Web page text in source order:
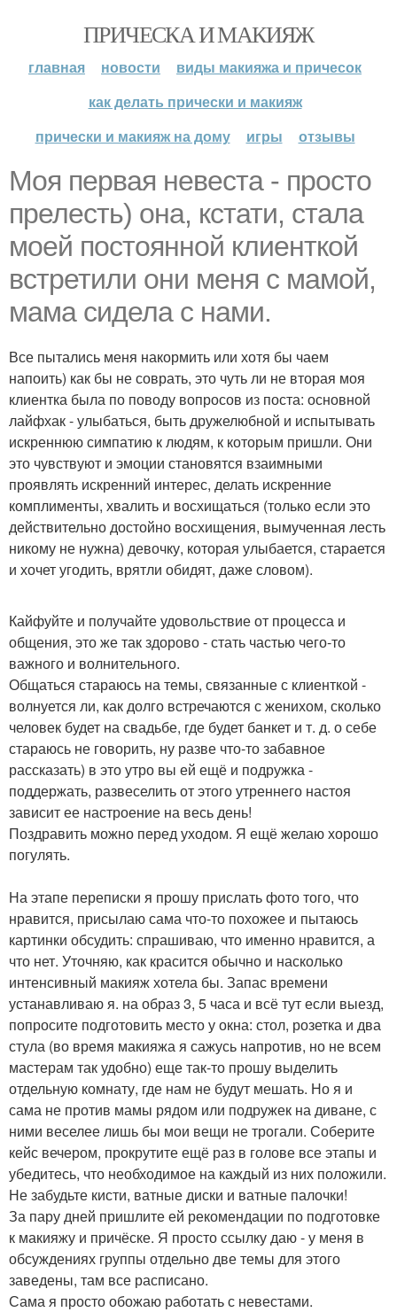
ПРИЧЕСКА И МАКИЯЖ
главная новости
виды макияжа и причесок
как делать прически и макияж
прически и макияж на дому
игры отзывы
Моя первая невеста - просто
прелесть) она, кстати, стала
моей постоянной клиенткой
встретили они меня с мамой,
мама сидела с нами.
Все пытались меня накормить или хотя бы чаем
напоить) как бы не соврать, это чуть ли не вторая моя
клиентка была по поводу вопросов из поста: основной
лайфхак - улыбаться, быть дружелюбной и испытывать
искреннюю симпатию к людям, к которым пришли. Они
это чувствуют и эмоции становятся взаимными
проявлять искренний интерес, делать искренние
комплименты, хвалить и восхищаться (только если это
действительно достойно восхищения, вымученная лесть
никому не нужна) девочку, которая улыбается, старается
и хочет угодить, врятли обидят, даже словом).
Кайфуйте и получайте удовольствие от процесса и
общения, это же так здорово - стать частью чего-то
важного и волнительного.
Общаться стараюсь на темы, связанные с клиенткой -
волнуется ли, как долго встречаются с женихом, сколько
человек будет на свадьбе, где будет банкет и т. д. о себе
стараюсь не говорить, ну разве что-то забавное
рассказать) в это утро вы ей ещё и подружка -
поддержать, развеселить от этого утреннего настоя
зависит ее настроение на весь день!
Поздравить можно перед уходом. Я ещё желаю хорошо
погулять.
На этапе переписки я прошу прислать фото того, что
нравится, присылаю сама что-то похожее и пытаюсь
картинки обсудить: спрашиваю, что именно нравится, а
что нет. Уточняю, как красится обычно и насколько
интенсивный макияж хотела бы. Запас времени
устанавливаю я. на образ 3, 5 часа и всё тут если выезд,
попросите подготовить место у окна: стол, розетка и два
стула (во время макияжа я сажусь напротив, но не всем
мастерам так удобно) еще так-то прошу выделить
отдельную комнату, где нам не будут мешать. Но я и
сама не против мамы рядом или подружек на диване, с
ними веселее лишь бы мои вещи не трогали. Соберите
кейс вечером, прокрутите ещё раз в голове все этапы и
убедитесь, что необходимое на каждый из них положили.
Не забудьте кисти, ватные диски и ватные палочки!
За пару дней пришлите ей рекомендации по подготовке
к макияжу и причёске. Я просто ссылку даю - у меня в
обсуждениях группы отдельно две темы для этого
заведены, там все расписано.
Сама я просто обожаю работать с невестами.